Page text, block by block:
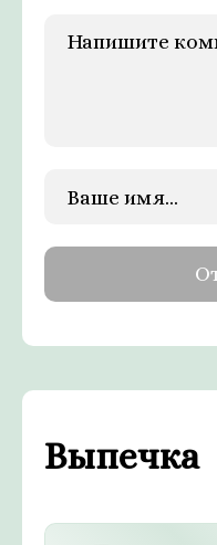
Выпечка